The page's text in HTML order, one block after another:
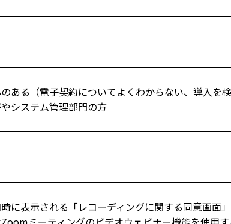
ある（電子契約についてよくわからない、導入を
システム管理部門の方
に表示される「レコーディングに関する同意画面